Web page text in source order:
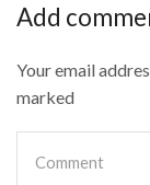
Add
Your email
marked